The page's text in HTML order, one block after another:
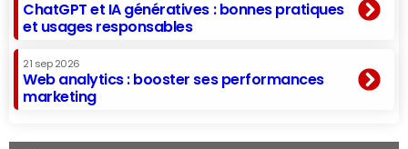
ChatGPT et IA génératives : bonnes pratiques
et usages responsables
21 sep 2026
Web analytics : booster ses performances
marketing